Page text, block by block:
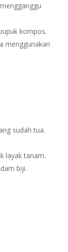
kompos.
menggunakan
sudah tua.
layak tanam.
biji.